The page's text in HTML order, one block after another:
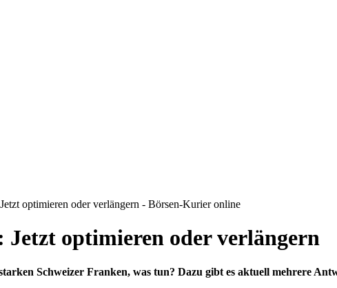
optimieren oder verlängern - Börsen-Kurier online
optimieren oder verlängern
Schweizer Franken, was tun? Dazu gibt es aktuell mehrere